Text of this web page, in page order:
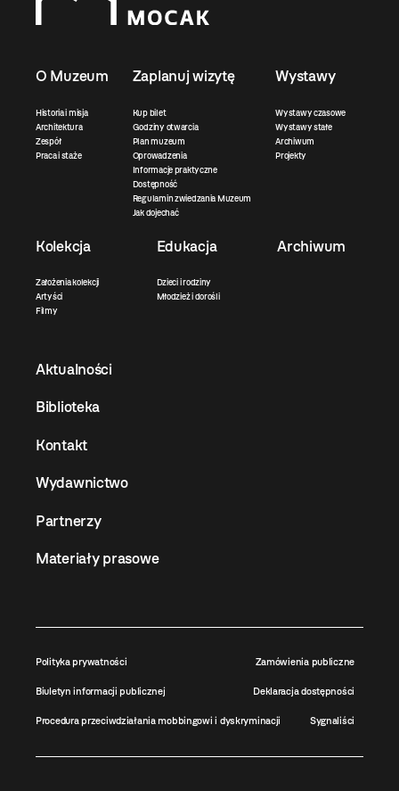
O Muzeum
Historia i misja
Architektura
Zespół
Praca i staże
Zaplanuj wizytę
Kup bilet
Godziny otwarcia
Plan muzeum
Oprowadzenia
Informacje praktyczne
Dostępność
Regulamin zwiedzania Muzeum
Jak dojechać
Wystawy
Wystawy czasowe
Wystawy stałe
Archiwum
Projekty
Kolekcja
Założenia kolekcji
Artyści
Filmy
Edukacja
Dzieci i rodziny
Młodzież i dorośli
Archiwum
Aktualności
Biblioteka
Kontakt
Wydawnictwo
Partnerzy
Materiały prasowe
Polityka prywatności Zamówienia publiczne
Biuletyn informacji publicznej Deklaracja dostępności
Procedura przeciwdziałania mobbingowi i dyskryminacji Sygnaliści